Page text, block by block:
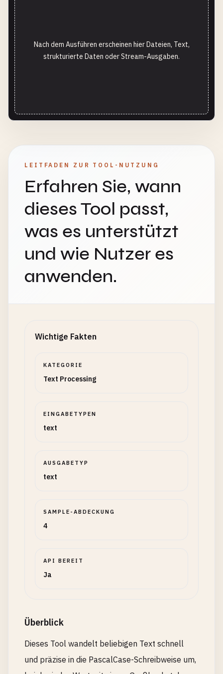
Nach dem Ausführen erscheinen hier Dateien, Text,
strukturierte Daten oder Stream-Ausgaben.
LEITFADEN ZUR TOOL-NUTZUNG
Erfahren Sie, wann
dieses Tool passt,
was es unterstützt
und wie Nutzer es
anwenden.
Wichtige Fakten
KATEGORIE
Text Processing
EINGABETYPEN
text
AUSGABETYP
text
SAMPLE-ABDECKUNG
4
API BEREIT
Ja
Überblick
Dieses Tool wandelt beliebigen Text schnell
und präzise in die PascalCase-Schreibweise um,